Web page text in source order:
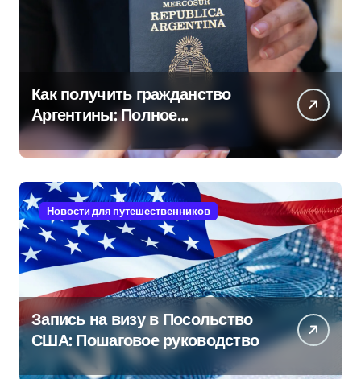
Как получить гражданство
Аргентины: Полное
руководство
Новости для путешественников
Запись на визу в Посольство
США: Пошаговое руководство